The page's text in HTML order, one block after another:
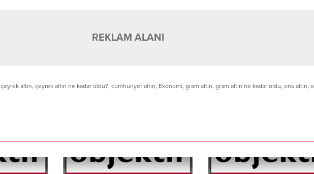
REKLAM ALANI
çeyrek altın, çeyrek altın ne kadar oldu?, cumhuriyet altın, Ekonomi, gram altın, gram altın ne kadar oldu, ons altın,